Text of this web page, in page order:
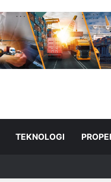
TEKNOLOGI